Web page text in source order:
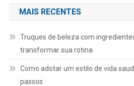
MAIS RECENTES
Truques de beleza com
transformar sua rotina
Como adotar um estilo de vida
passos